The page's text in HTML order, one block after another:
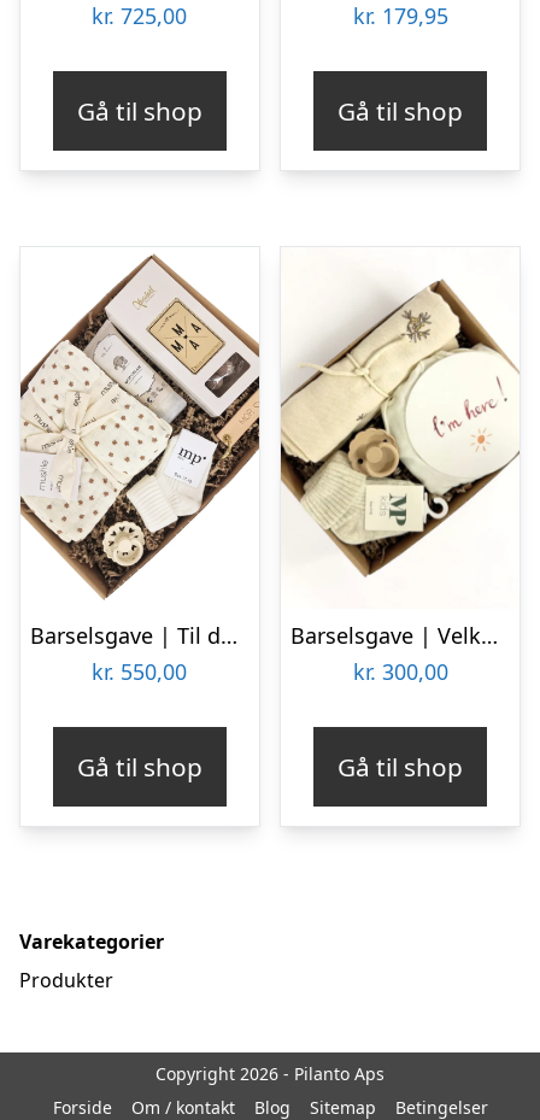
kr. 725,00
Gå til shop
kr. 179,95
Gå til shop
Barselsgave | Til den nye Mor
kr. 550,00
Gå til shop
Barselsgave | Velkommen til Verden
kr. 300,00
Gå til shop
Varekategorier
Produkter
Copyright 2026 - Pilanto Aps
Forside
Om / kontakt Blog Sitemap Betingelser